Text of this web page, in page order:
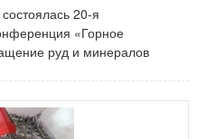
20-я
«Горное
руд и минералов